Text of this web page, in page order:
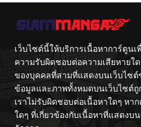
เว็บไซต์นี้ให้บริการเนื้อหาการ์ตูน
ความรับผิดชอบต่อความเสียหายใ
ของบุคคลที่สามที่แสดงบนเว็บไซต์
ข้อมูลและภาพทั้งหมดบนเว็บไซต์ถู
เราไม่รับผิดชอบต่อเนื้อหาใดๆ ห
ใดๆ ที่เกี่ยวข้องกับเนื้อหาที่แสดงบ